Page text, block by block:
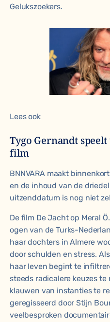
Gelukszoekers.
Lees ook
Tygo Gernandt
film
BNNVARA maakt
en de inhoud van de
uitzenddatum is nog niet
De film De Jacht op Meral Ö
ogen van de Turks-
haar dochters in Almere
door schulden en stress.
haar leven begint te
steeds radicalere keuzes
klauwen van instanties te
geregisseerd door Stijn
veelbesproken